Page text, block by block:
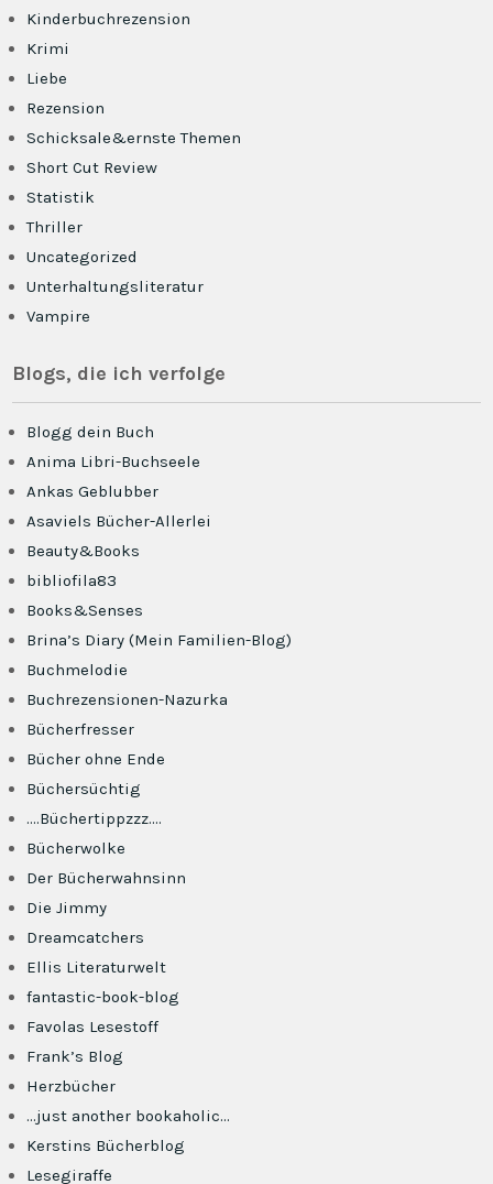
Kinderbuchrezension
Krimi
Liebe
Rezension
Schicksale&ernste Themen
Short Cut Review
Statistik
Thriller
Uncategorized
Unterhaltungsliteratur
Vampire
Blogs, die ich verfolge
Blogg dein Buch
Anima Libri-Buchseele
Ankas Geblubber
Asaviels Bücher-Allerlei
Beauty&Books
bibliofila83
Books&Senses
Brina’s Diary (Mein Familien-Blog)
Buchmelodie
Buchrezensionen-Nazurka
Bücherfresser
Bücher ohne Ende
Büchersüchtig
….Büchertippzzz….
Bücherwolke
Der Bücherwahnsinn
Die Jimmy
Dreamcatchers
Ellis Literaturwelt
fantastic-book-blog
Favolas Lesestoff
Frank’s Blog
Herzbücher
…just another bookaholic…
Kerstins Bücherblog
Lesegiraffe